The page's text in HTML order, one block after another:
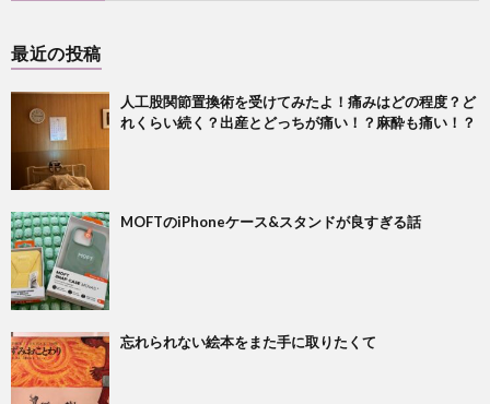
最近の投稿
人工股関節置換術を受けてみたよ！痛みはどの程度？ど
れくらい続く？出産とどっちが痛い！？麻酔も痛い！？
MOFTのiPhoneケース&スタンドが良すぎる話
忘れられない絵本をまた手に取りたくて